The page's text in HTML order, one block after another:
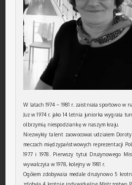
W latach 1974 – 1981 r. zaistniała sportowo w
Już w 1974 r. jako 14 letnia juniorka wygrała
olbrzymią niespodziankę w naszym kraju.
Niezwykły talent zaowocował udziałem
meczach międzypaństwowych reprezentacji
1977 i 1978. Pierwszy tytuł Drużynowego
wywalczyła w 1978, kolejny w 1981 r.
Ogółem zdobywała medale drużynowo 5